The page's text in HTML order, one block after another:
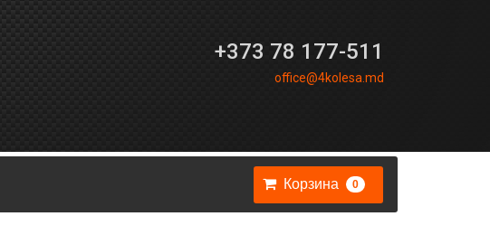
+373 78 177-511
office@4kolesa.md
Корзина 0